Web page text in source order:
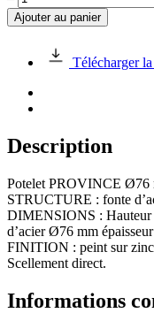
de
Potelet
Ø76
pommeau
boule
2
anneaux
Ajouter au panier
Télécharger
Description
Potelet PROVINCE Ø76
STRUCTURE : fonte
DIMENSIONS : Hauteur
d’acier Ø76 mm
FINITION : peint sur
Scellement direct.
Informations